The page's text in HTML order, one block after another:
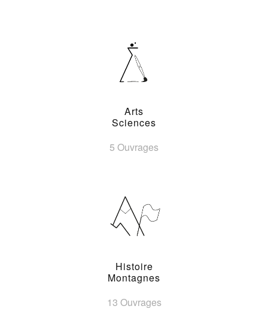
Arts
Sciences
5 Ouvrages
Histoire
Montagnes
13 Ouvrages